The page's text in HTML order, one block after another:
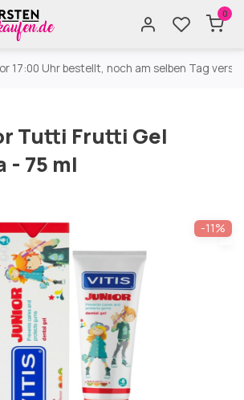
0
17:00 Uhr bestellt, noch am selben Tag
Tutti Frutti Gel
- 75 ml
-11%